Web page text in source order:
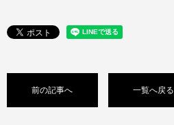
前の記事へ 一覧へ戻る